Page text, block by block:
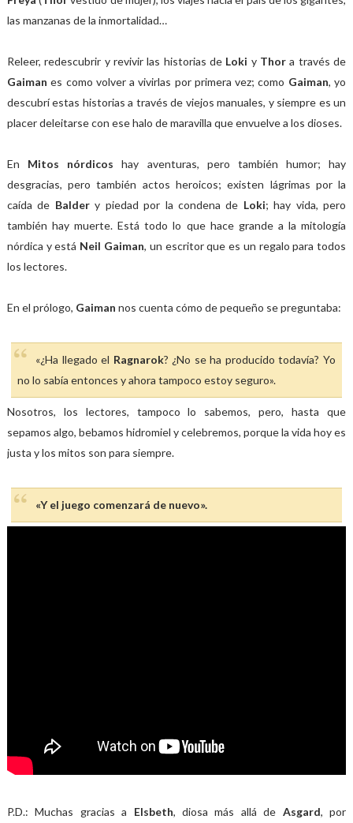
las manzanas de la inmortalidad…
Releer, redescubrir y revivir las historias de Loki y Thora través de
Gaimanes como volver a vivirlas por primera vez; como Gaiman, yo
descubrí estas historias a través de viejos manuales, y siempre es un
placer deleitarse con ese halo de maravilla que envuelve a los dioses.
En Mitos nórdicos hay aventuras, pero también humor; hay
desgracias, pero también actos heroicos; existen lágrimas por la
caída de Baldery piedad por la condena de Loki; hay vida, pero
también hay muerte. Está todo lo que hace grande a la mitología
nórdica y está Neil Gaiman, un escritor que es un regalo para todos
los lectores.
En el prólogo, Gaiman nos cuenta cómo de pequeño se preguntaba:
«¿Ha llegado el Ragnarok? ¿No se ha producido todavía? Yo
no lo sabía entonces y ahora tampoco estoy seguro».
Nosotros, los lectores, tampoco lo sabemos, pero, hasta que
sepamos algo, bebamos hidromiel y celebremos, porque la vida hoy es
justa y los mitos son para siempre.
«Y el juego comenzará de nuevo».
P.D.: Muchas gracias a Elsbeth, diosa más allá de Asgard, por